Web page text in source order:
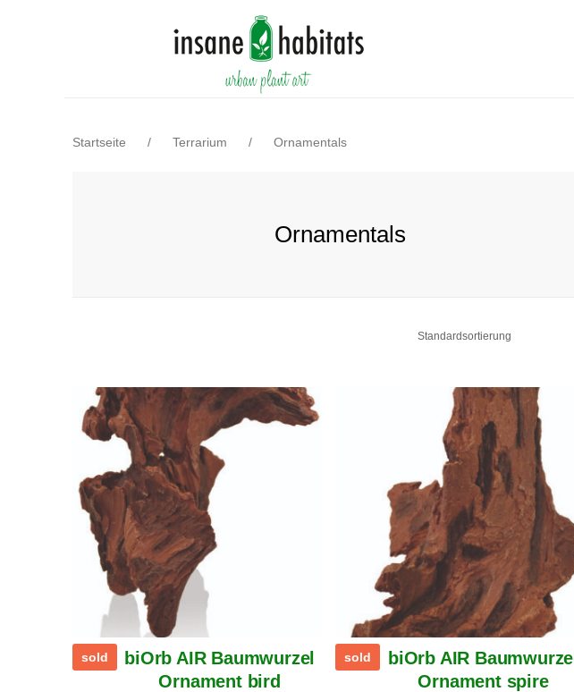
Startseite / Terrarium / Ornamentals
Ornamentals
sold
biOrb AIR Baumwurzel
Ornament bird
sold
biOrb AIR Baumwurzel
Ornament spire